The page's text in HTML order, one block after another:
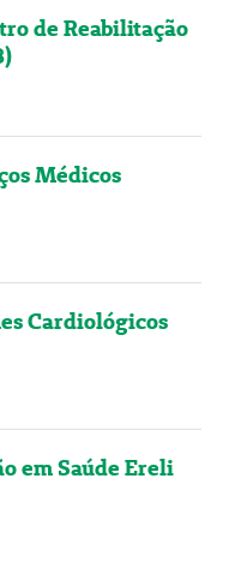
de Reabilitação
Médicos
Cardiológicos
em Saúde Ereli